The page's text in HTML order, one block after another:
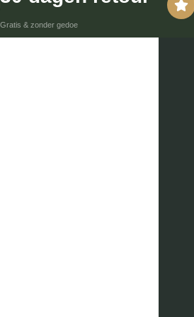
Gratis & zonder gedoe